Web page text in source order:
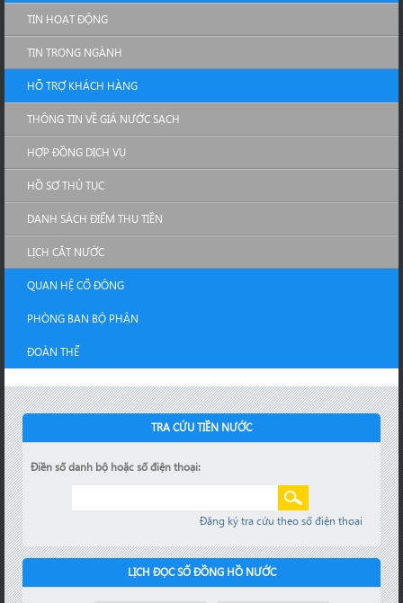
TIN HOẠT ĐỘNG
TIN TRONG NGÀNH
HỖ TRỢ KHÁCH HÀNG
THÔNG TIN VỀ GIÁ NƯỚC SẠCH
HỢP ĐỒNG DỊCH VỤ
HỒ SƠ THỦ TỤC
DANH SÁCH ĐIỂM THU TIỀN
LỊCH CẮT NƯỚC
QUAN HỆ CỔ ĐÔNG
PHÒNG BAN BỘ PHẬN
ĐOÀN THỂ
TRA CỨU TIỀN NƯỚC
Điền số danh bộ hoặc số điện thoại:
Đăng ký tra cứu theo số điện thoại
LỊCH ĐỌC SỐ ĐỒNG HỒ NƯỚC